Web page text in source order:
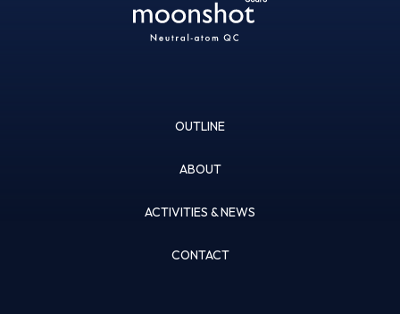
OUTLINE
ABOUT
ACTIVITIES & NEWS
CONTACT